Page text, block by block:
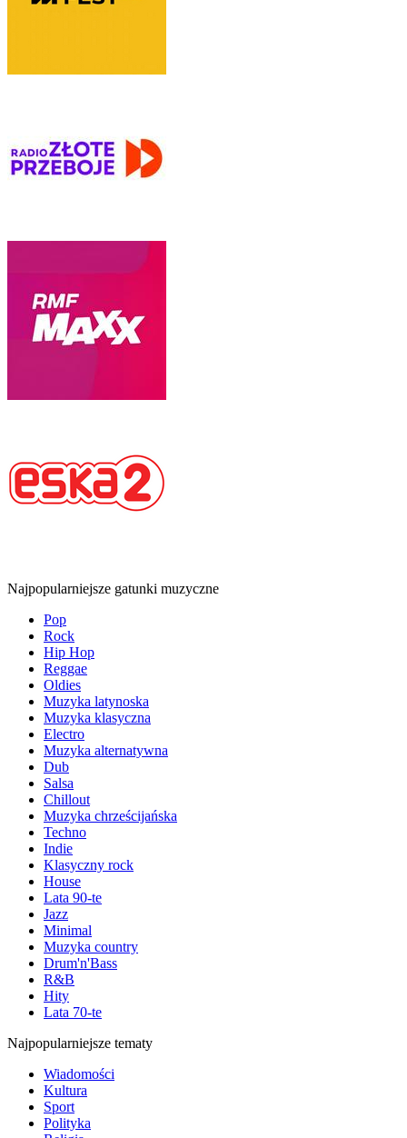
Najpopularniejsze gatunki muzyczne
Pop
Rock
Hip Hop
Reggae
Oldies
Muzyka latynoska
Muzyka klasyczna
Electro
Muzyka alternatywna
Dub
Salsa
Chillout
Muzyka chrześcijańska
Techno
Indie
Klasyczny rock
House
Lata 90-te
Jazz
Minimal
Muzyka country
Drum'n'Bass
R&B
Hity
Lata 70-te
Najpopularniejsze tematy
Wiadomości
Kultura
Sport
Polityka